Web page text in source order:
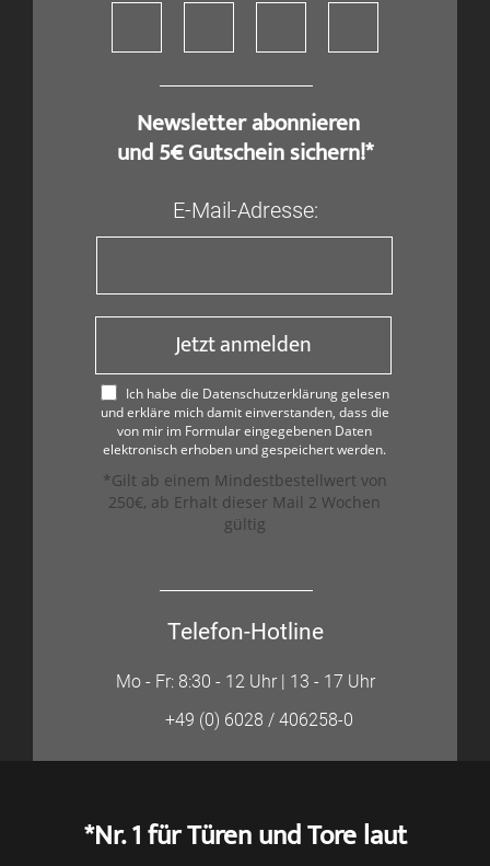
​ Newsletter abonnieren
und 5€ Gutschein sichern!*
E-Mail-Adresse:
Jetzt anmelden
Ich habe die Datenschutzerklärung gelesen
und erkläre mich damit einverstanden, dass die
von mir im Formular eingegebenen Daten
elektronisch erhoben und gespeichert werden.
*Gilt ab einem Mindestbestellwert von
250€, ab Erhalt dieser Mail 2 Wochen
gültig
Telefon-Hotline
Mo - Fr: 8:30 - 12 Uhr | 13 - 17 Uhr
+49 (0) 6028 / 406258-0
*Nr. 1 für Türen und Tore laut